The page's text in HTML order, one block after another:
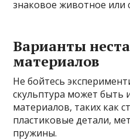
знаковое животное или
Варианты
материалов
Не бойтесь
скульптура может быть
материалов, таких как
пластиковые детали,
пружины.